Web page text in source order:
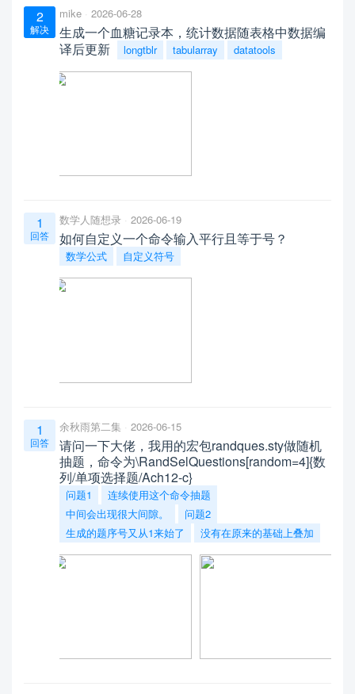
2
解决
mike 2026-06-28
生成一个血糖记录本，统计数据随表格中数据编
译后更新
longtblr tabularray datatools
1
回答
数学人随想录 2026-06-19
如何自定义一个命令输入平行且等于号？
数学公式 自定义符号
1
回答
余秋雨第二集 2026-06-15
请问一下大佬，我用的宏包randques.sty做随机
抽题，命令为\RandSelQuestions[random=4]{数
列/单项选择题/Ach12-c}
问题1
连续使用这个命令抽题
中间会出现很大间隙。
问题2
生成的题序号又从1来始了
没有在原来的基础上叠加